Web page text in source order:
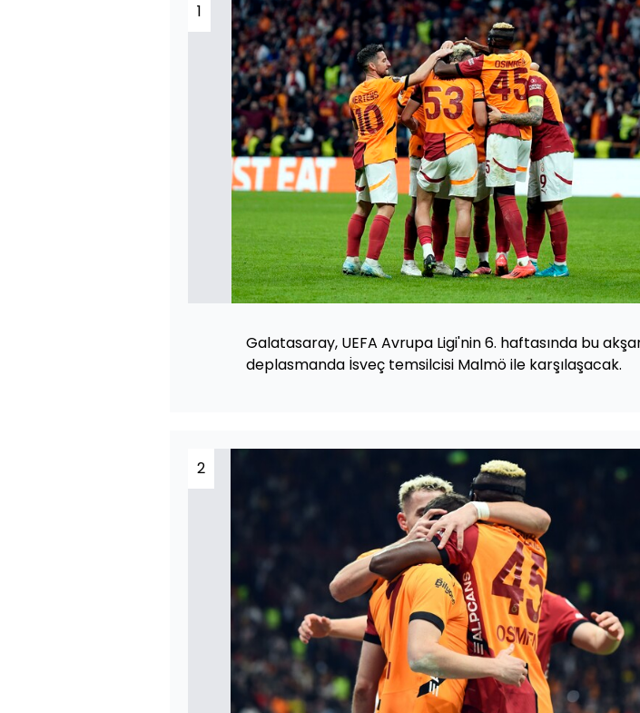
1
Galatasaray, UEFA Avrupa Ligi'nin 6. haftasında bu
deplasmanda İsveç temsilcisi Malmö ile karşılaşacak.
2